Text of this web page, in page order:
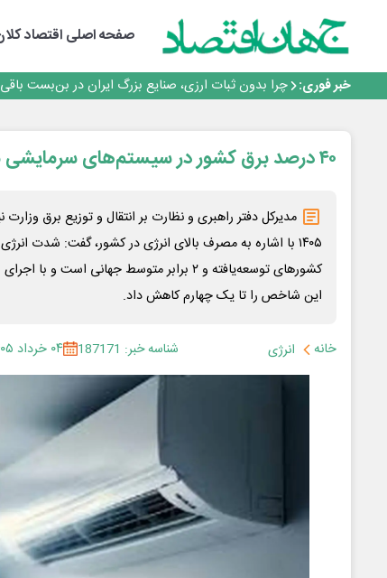
صفحه اصلیاقتصاد
خبر فوری:
۲ درصد از مشترکان ۱۰ درصد برق خانگی را مصرف می‌کنند!
روزنامه ۱۷ مرداد
چرا بدون ثبات ارزی، صنایع بزرگ ایران در بن‌بست
رانندگان انگلیسی به سرقت سوخت روی آوردند!
۲ درصد از مشترکان ۱۰ درصد برق خانگی را مصرف می‌کنند!
روزنامه ۱۷ مرداد
افزایش قیمت بلیت اتوبوس فصلی شد؟
۴۰ درصد برق کشور در سیستم‌های سرمایشی مصرف می‌شود
مدیرکل دفتر راهبری و نظارت بر انتقال و توزیع برق
کشورهای توسعه‌یافته و ۲ برابر متوسط جهانی
این شاخص را تا یک چهارم کاهش داد.
خانه انرژی شناسه خبر: 187171 ۰۴ خرداد ۱۴۰۵